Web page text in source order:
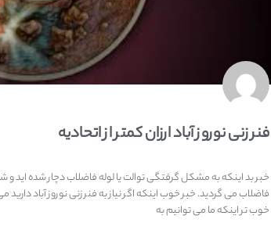
فنر زنی نوروز آباد ارزان کمتر از اتحادیه
خبر بد اینکه به مشکل گرفتگی توالت یا لوله فاضلاب دچار شده اید و
فاضلاب می گردید. خبر خوب اینکه اگر نیاز به فنر زنی نوروز آباد
خوب تر اینکه ما می توانیم به